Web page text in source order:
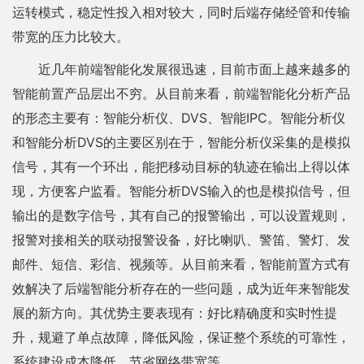
运转模式，稳定性投入相对较大，同时后端存储经管和传输
带宽的压力比较大。
近几年前端智能化发展很迅速，目前市面上越来越多的
智能前置产品层出不穷。从目前来看，前端智能化分析产品
的形态主要有：智能分析仪、DVS、智能IPC。智能分析仪
和智能分析DVS的主要区别在于，智能分析仪采集的是模拟
信号，其有一个环出，能把移动目标的轨迹在输出上得以体
现，方便客户监看。智能分析DVS输入的也是模拟信号，但
输出的是数字信号，其有自己的报警输出，可以设置规则，
报警对接相关的联动报警设备，好比喇叭、警笛、警灯、发
邮件、短信、彩信、视频等。从目前来看，智能前置方式有
效解决了后端智能分析存在的一些问题，成为近年来智能发
展的新方向。其优势主要表现有：好比精确度和实时性提
升，规避了单点故障，降低风险，保证整个系统的可靠性，